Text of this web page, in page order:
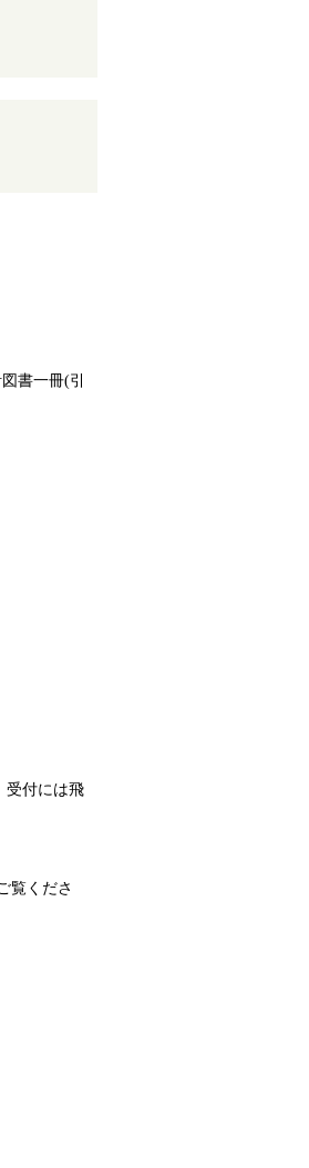
書一冊(引
受付には飛
覧くださ